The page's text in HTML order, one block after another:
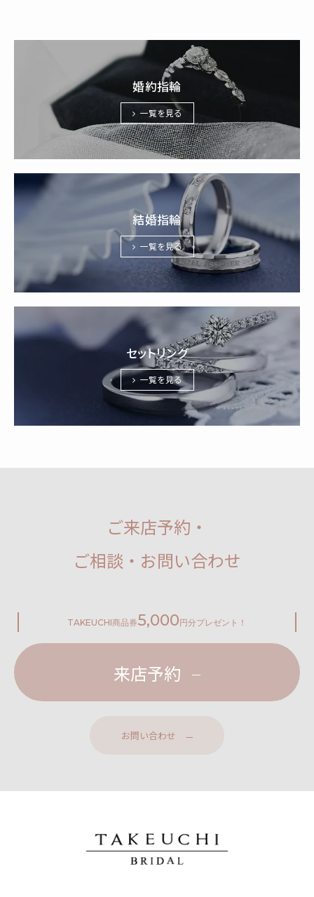
婚約指輪
一覧を見る
結婚指輪
一覧を見る
セットリング
一覧を見る
ご来店予約・
ご相談・お問い合わせ
TAKEUCHI商品券5,000円分プレゼント！
来店予約
お問い合わせ